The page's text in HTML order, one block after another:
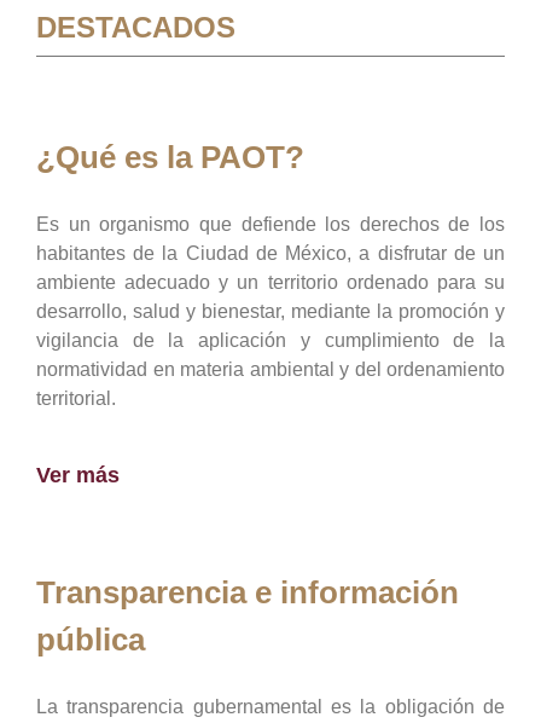
DESTACADOS
¿Qué es la PAOT?
Es un organismo que defiende los derechos de los
habitantes de la Ciudad de México, a disfrutar de un
ambiente adecuado y un territorio ordenado para su
desarrollo, salud y bienestar, mediante la promoción y
vigilancia de la aplicación y cumplimiento de la
normatividad en materia ambiental y del ordenamiento
territorial.
Ver más
Transparencia e información
pública
La transparencia gubernamental es la obligación de